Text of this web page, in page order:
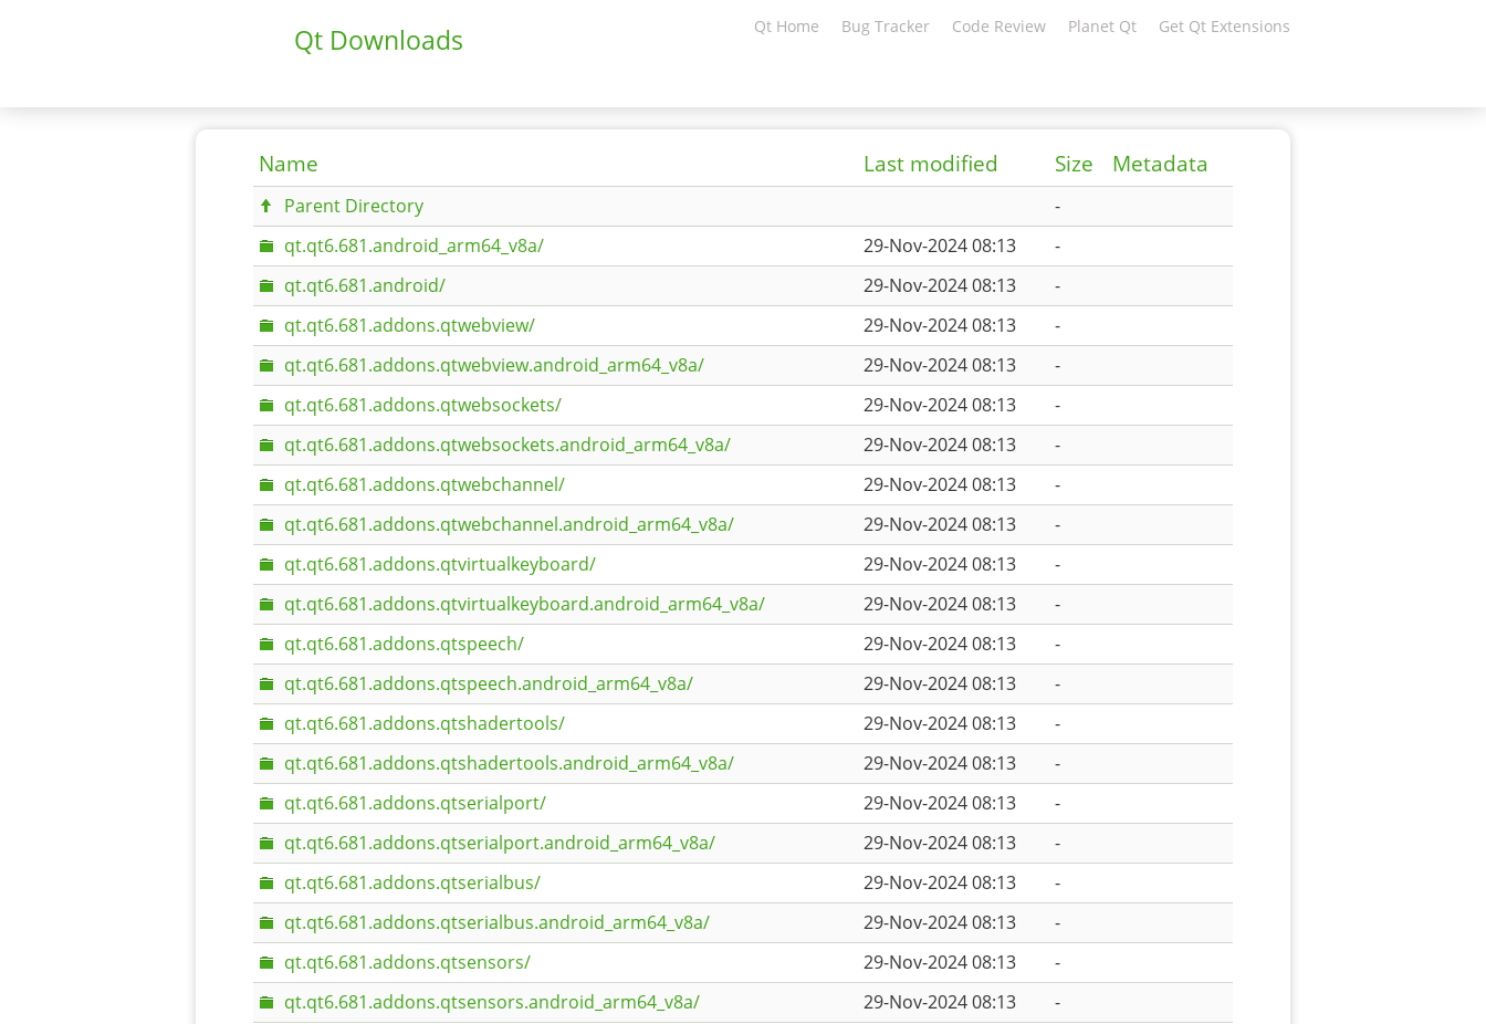
Qt Downloads Qt Home Bug Tracker Code Review Planet Qt Get Qt Extensions
Name Last modified Size Metadata
Parent Directory
-
qt.qt6.681.android_arm64_v8a/
29-Nov-2024 08:13
-
qt.qt6.681.android/
29-Nov-2024 08:13
-
qt.qt6.681.addons.qtwebview/
29-Nov-2024 08:13
-
qt.qt6.681.addons.qtwebview.android_arm64_v8a/
29-Nov-2024 08:13
-
qt.qt6.681.addons.qtwebsockets/
29-Nov-2024 08:13
-
qt.qt6.681.addons.qtwebsockets.android_arm64_v8a/
29-Nov-2024 08:13
-
qt.qt6.681.addons.qtwebchannel/
29-Nov-2024 08:13
-
qt.qt6.681.addons.qtwebchannel.android_arm64_v8a/
29-Nov-2024 08:13
-
qt.qt6.681.addons.qtvirtualkeyboard/
29-Nov-2024 08:13
-
qt.qt6.681.addons.qtvirtualkeyboard.android_arm64_v8a/
29-Nov-2024 08:13
-
qt.qt6.681.addons.qtspeech/
29-Nov-2024 08:13
-
qt.qt6.681.addons.qtspeech.android_arm64_v8a/
29-Nov-2024 08:13
-
qt.qt6.681.addons.qtshadertools/
29-Nov-2024 08:13
-
qt.qt6.681.addons.qtshadertools.android_arm64_v8a/
29-Nov-2024 08:13
-
qt.qt6.681.addons.qtserialport/
29-Nov-2024 08:13
-
qt.qt6.681.addons.qtserialport.android_arm64_v8a/
29-Nov-2024 08:13
-
qt.qt6.681.addons.qtserialbus/
29-Nov-2024 08:13
-
qt.qt6.681.addons.qtserialbus.android_arm64_v8a/
29-Nov-2024 08:13
-
qt.qt6.681.addons.qtsensors/
29-Nov-2024 08:13
-
qt.qt6.681.addons.qtsensors.android_arm64_v8a/
29-Nov-2024 08:13
-